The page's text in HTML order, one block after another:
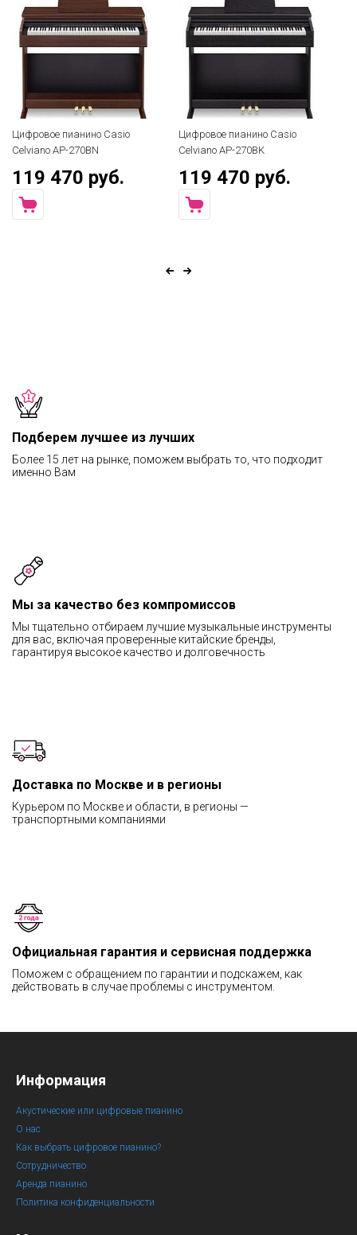
Цифровое пианино Casio
Celviano AP-270BN
119 470 руб.
Цифровое пианино Casio
Celviano AP-270BK
119 470 руб.
Подберем лучшее из лучших
Более 15 лет на рынке, поможем выбрать то, что подходит
именно Вам
Мы за качество без компромиссов
Мы тщательно отбираем лучшие музыкальные инструменты
для вас, включая проверенные китайские бренды,
гарантируя высокое качество и долговечность
Доставка по Москве и в регионы
Курьером по Москве и области, в регионы —
транспортными компаниями
Официальная гарантия и сервисная поддержка
Поможем с обращением по гарантии и подскажем, как
действовать в случае проблемы с инструментом.
Информация
Акустические или цифровые пианино
О нас
Как выбрать цифровое пианино?
Сотрудничество
Аренда пианино
Политика конфиденциальности